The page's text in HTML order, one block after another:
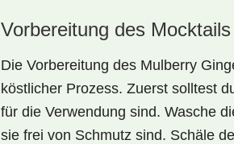
Vorbereitung des Mocktails
Die Vorbereitung des Mulberry
köstlicher Prozess. Zuerst solltest
für die Verwendung sind. Wasche
sie frei von Schmutz sind. Schäle